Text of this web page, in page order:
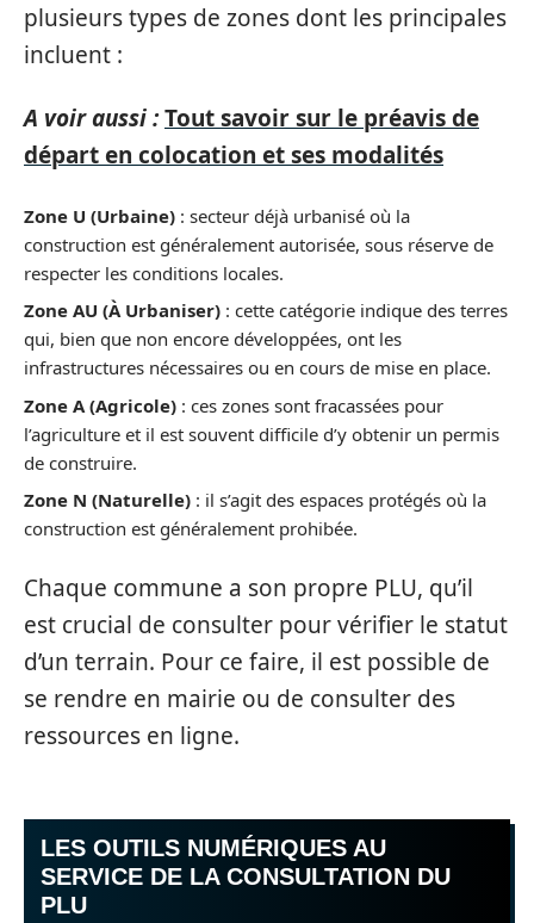
plusieurs types de zones dont les principales
incluent :
A voir aussi :Tout savoir sur le préavis de
départ en colocation et ses modalités
Zone U (Urbaine) : secteur déjà urbanisé où la
construction est généralement autorisée, sous réserve de
respecter les conditions locales.
Zone AU (À Urbaniser) : cette catégorie indique des terres
qui, bien que non encore développées, ont les
infrastructures nécessaires ou en cours de mise en place.
Zone A (Agricole) : ces zones sont fracassées pour
l’agriculture et il est souvent difficile d’y obtenir un permis
de construire.
Zone N (Naturelle) : il s’agit des espaces protégés où la
construction est généralement prohibée.
Chaque commune a son propre PLU, qu’il
est crucial de consulter pour vérifier le statut
d’un terrain. Pour ce faire, il est possible de
se rendre en mairie ou de consulter des
ressources en ligne.
LES OUTILS NUMÉRIQUES AU
SERVICE DE LA CONSULTATION DU
PLU